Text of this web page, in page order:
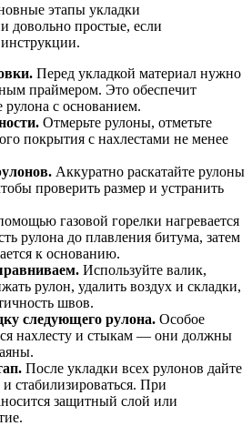
этапы укладки
довольно простые, если
Перед укладкой материал нужно
праймером. Это обеспечит
с основанием.
Отмерьте рулоны, отметьте
покрытия с нахлестами не менее
Аккуратно раскатайте рулоны
проверить размер и устранить
газовой горелки нагревается
рулона до плавления битума, затем
к основанию.
Используйте валик,
рулон, удалить воздух и складки,
швов.
следующего рулона. Особое
нахлесту и стыкам — они должны
После укладки всех рулонов дайте
стабилизироваться. При
защитный слой или